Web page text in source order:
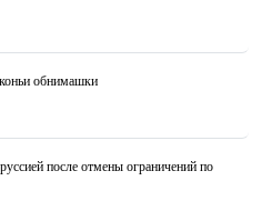
обнимашки
после отмены ограничений по